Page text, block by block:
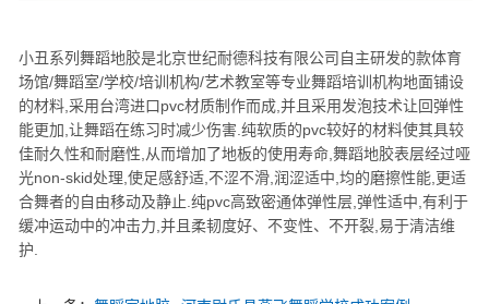
小丑系列舞蹈地胶是北京世纪耐德科技有限公司自主研发的款体育
场馆/舞蹈室/学校/培训机构/艺术教室等专业舞蹈培训机构地面铺设
的材料,采用台湾进口pvc材质制作而成,并且采用发泡技术让回弹性
能更加,让舞蹈在练习时减少伤害.纯软质的pvc较好的材料使其具较
佳耐久性和耐磨性,从而增加了地板的使用寿命,舞蹈地胶表层经过哑
光non-skid处理,使足感舒适,不涩不滑,润涩适中,均的磨擦性能,更适
合舞者的自由移动及静止.纯pvc高致密通体弹性层,弹性适中,有利于
缓冲运动中的冲击力,并且柔韧度好、不变性、不开裂,易于清洁维
护.